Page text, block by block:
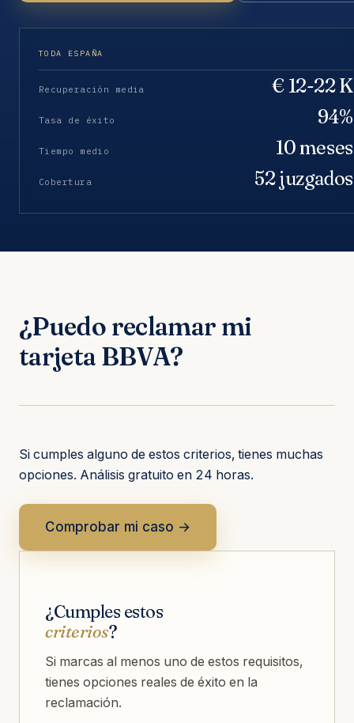
TODA ESPAÑA
Recuperación media € 12-22 K
Tasa de éxito 94%
Tiempo medio 10 meses
Cobertura 52 juzgados
¿Puedo reclamar mi
tarjeta BBVA?
Si cumples alguno de estos criterios, tienes muchas
opciones. Análisis gratuito en 24 horas.
Comprobar mi caso →
¿Cumples estos
criterios?
Si marcas al menos uno de estos requisitos,
tienes opciones reales de éxito en la
reclamación.